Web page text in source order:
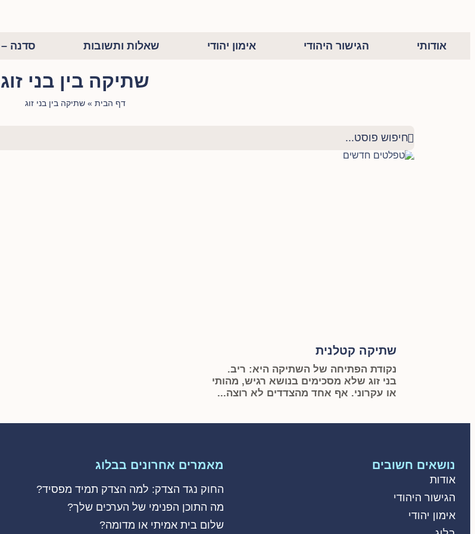
אודותי הגישור היהודי אימון יהודי שאלות ותשובות סדנה
שתיקה בין בני זוג
דף הבית »שתיקה בין בני זוג
שתיקה קטלנית
נקודת הפתיחה של השתיקה היא: ריב.
בני זוג שלא מסכימים בנושא רגיש, מהותי
או עקרוני. אף אחד מהצדדים לא רוצה...
נושאים חשובים
אודות
הגישור היהודי
אימון יהודי
מאמרים אחרונים בבלוג
החוק נגד הצדק: למה הצדק תמיד מפסיד?
מה התוכן הפנימי של הערכים שלך?
שלום בית אמיתי או מדומה?